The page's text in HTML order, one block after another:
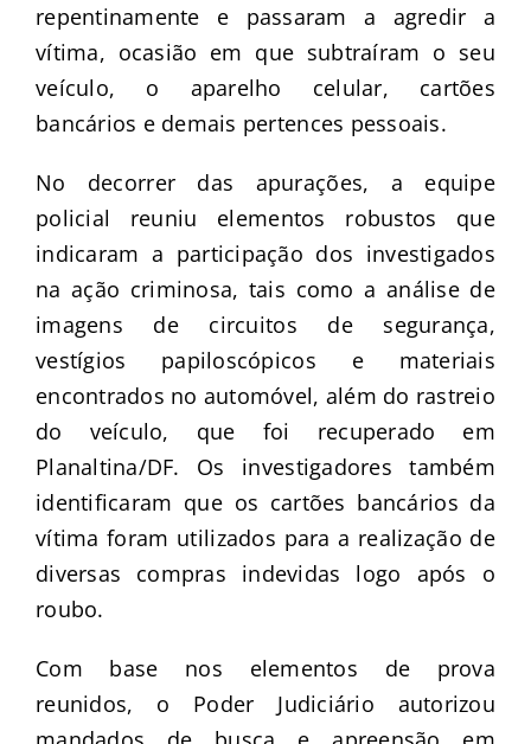
repentinamente e passaram a agredir a
vítima, ocasião em que subtraíram o seu
veículo, o aparelho celular, cartões
bancários e demais pertences pessoais.
No decorrer das apurações, a equipe
policial reuniu elementos robustos que
indicaram a participação dos investigados
na ação criminosa, tais como a análise de
imagens de circuitos de segurança,
vestígios papiloscópicos e materiais
encontrados no automóvel, além do rastreio
do veículo, que foi recuperado em
Planaltina/DF. Os investigadores também
identificaram que os cartões bancários da
vítima foram utilizados para a realização de
diversas compras indevidas logo após o
roubo.
Com base nos elementos de prova
reunidos, o Poder Judiciário autorizou